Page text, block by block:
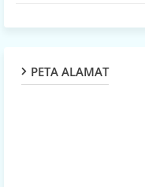
PETA ALAMAT